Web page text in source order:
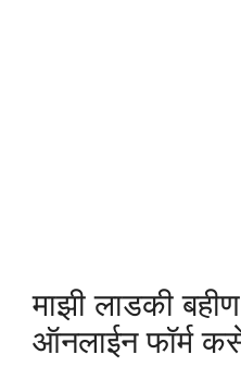
माझी लाडकी
ऑनलाईन फॉर्म